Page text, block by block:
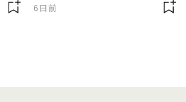
6日前